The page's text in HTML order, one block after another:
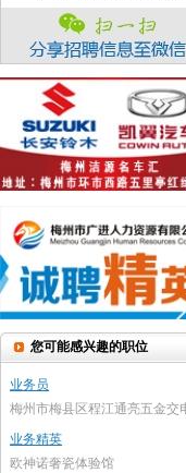
您可能感兴趣的职位
业务员
业务精英
欧神诺奢瓷体验馆